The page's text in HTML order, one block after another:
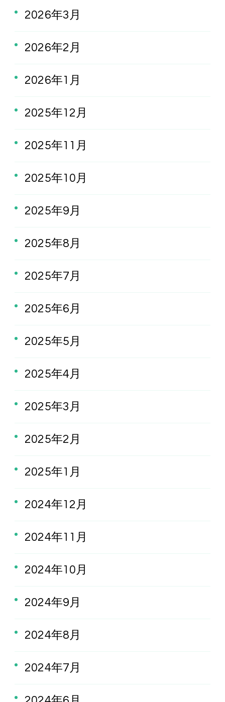
2026年3月
2026年2月
2026年1月
2025年12月
2025年11月
2025年10月
2025年9月
2025年8月
2025年7月
2025年6月
2025年5月
2025年4月
2025年3月
2025年2月
2025年1月
2024年12月
2024年11月
2024年10月
2024年9月
2024年8月
2024年7月